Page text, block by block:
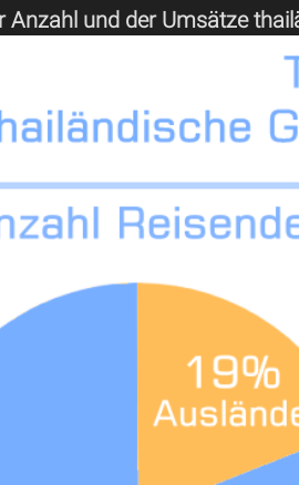
Anzahl und der Umsätze